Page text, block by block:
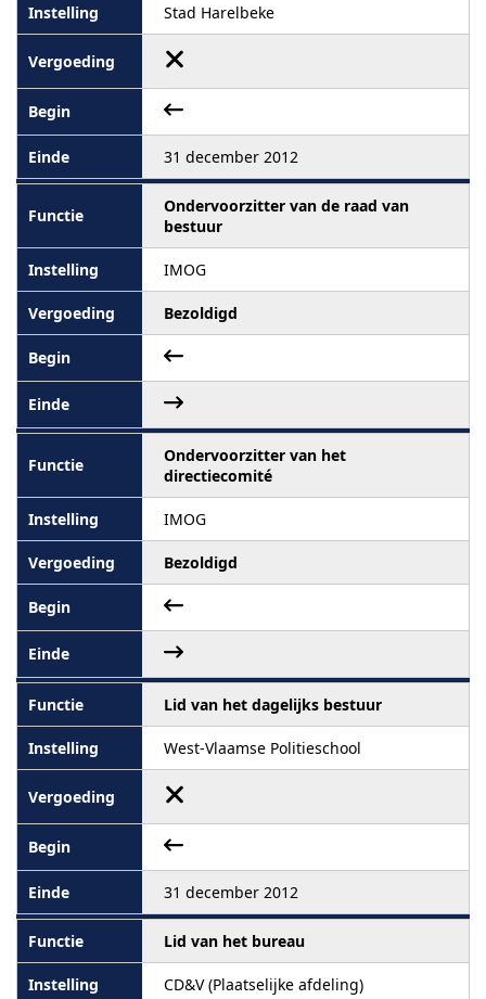
Stad Harelbeke
31 december 2012
Ondervoorzitter van de raad van
bestuur
IMOG
Bezoldigd
Ondervoorzitter van het
directiecomité
IMOG
Bezoldigd
Lid van het dagelijks bestuur
West-Vlaamse Politieschool
31 december 2012
Lid van het bureau
CD&V (Plaatselijke afdeling)